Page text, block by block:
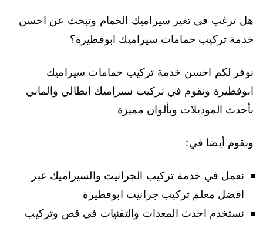
هل ترغب في تغير سيراميك الحمام وتبحث عن احسن
خدمة تركيب حمامات سيراميك ابوفطيرة؟
نوفر لكم احسن خدمة تركيب حمامات سيراميك
ابوفطيرة ونقوم في تركيب سيراميك ايطالي والماني
بأحدث الموديلات وبألوان مميزة
ونقوم أيضا في:
نعمل في خدمة تركيب الجرانيت والسيراميك عبر
افضل معلم تركيب جرانيت ابوفطيرة
نستخدم احدث المعدات والتقنيات في قص وتركيب